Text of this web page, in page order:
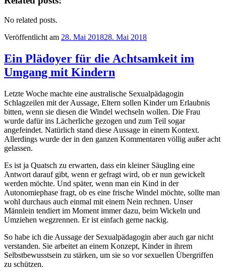
No related posts.
Veröffentlicht am 28. Mai 201828. Mai 2018
Ein Plädoyer für die Achtsamkeit im
Umgang mit Kindern
Letzte Woche machte eine australische Sexualpädagogin
Schlagzeilen mit der Aussage, Eltern sollen Kinder um Erlaubnis
bitten, wenn sie diesen die Windel wechseln wollen. Die Frau
wurde dafür ins Lächerliche gezogen und zum Teil sogar
angefeindet. Natürlich stand diese Aussage in einem Kontext.
Allerdings wurde der in den ganzen Kommentaren völlig außer acht
gelassen.
Es ist ja Quatsch zu erwarten, dass ein kleiner Säugling eine
Antwort darauf gibt, wenn er gefragt wird, ob er nun gewickelt
werden möchte. Und später, wenn man ein Kind in der
Autonomiephase fragt, ob es eine frische Windel möchte, sollte man
wohl durchaus auch einmal mit einem Nein rechnen. Unser
Männlein tendiert im Moment immer dazu, beim Wickeln und
Umziehen wegzrennen. Er ist einfach gerne nackig.
So habe ich die Aussage der Sexualpädagogin aber auch gar nicht
verstanden. Sie arbeitet an einem Konzept, Kinder in ihrem
Selbstbewusstsein zu stärken, um sie so vor sexuellen Übergriffen
zu schützen.